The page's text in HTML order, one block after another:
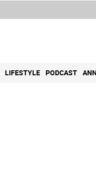
LIFESTYLE PODCAST